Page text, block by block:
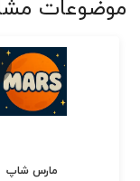
موضوعات
مارس شاپ